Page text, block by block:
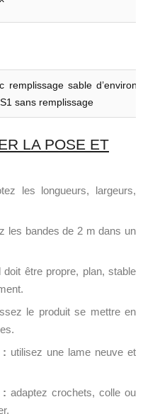
remplissage sable d’environ
sans remplissage
LA POSE ET
les longueurs, largeurs,
les bandes de 2 m dans un
doit être propre, plan, stable
le produit se mettre en
: utilisez une lame neuve et
: adaptez crochets, colle ou